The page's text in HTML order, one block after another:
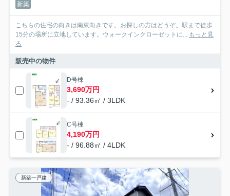
新築
こちらの住宅の向きは南東向きです。お探しの方はどうぞ。駅まで徒歩
15分の場所に立地しています。ウォークインクローゼットに... もっと見
る
販売中の物件
D号棟
3,690万円
- / 93.36㎡ / 3LDK
C号棟
4,190万円
- / 96.88㎡ / 4LDK
新築一戸建